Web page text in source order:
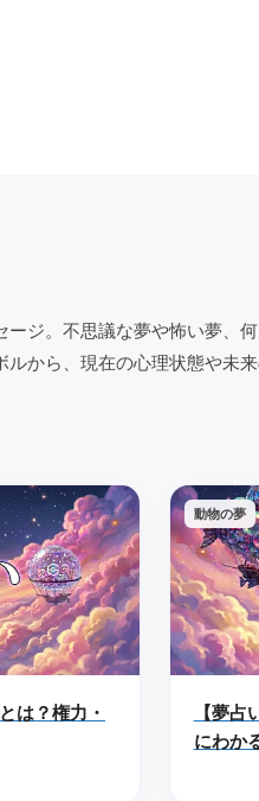
ジ。不思議な夢や怖い夢、
から、現在の心理状態や未
は？権力・
動物の夢
【夢
にわか